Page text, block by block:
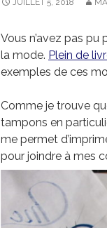
JUILLET 5, 2018
Vous n’avez pas
la mode. Plein de
exemples de ces
Comme je trouve
tampons en
me permet
pour joindre à mes